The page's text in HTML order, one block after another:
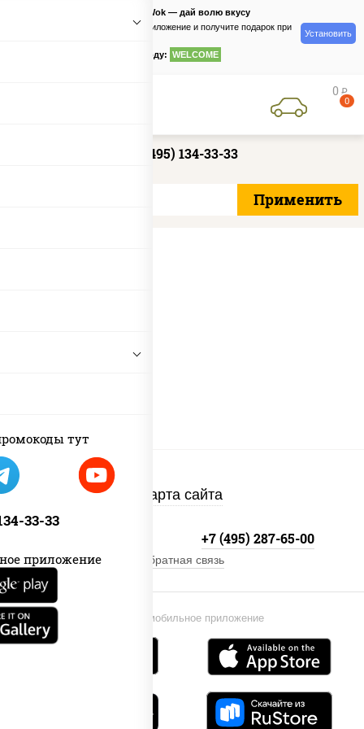
тут
33-33
приложение
PizzaSushiWok — дай волю вкусу
Скачайте приложение и получите подарок при
по промокоду: WELCOME
Установить
0 руб
0
+7 (495) 134-33-33
Карта сайта
Установи мобильное приложение
+7 (495) 287-65-00
Обратная связь